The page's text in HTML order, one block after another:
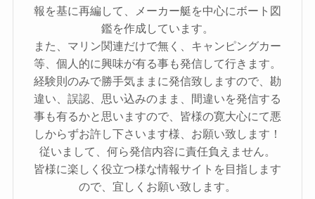
報を基に再編して、メーカー艇を中心にボート図
鑑を作成しています。
また、マリン関連だけで無く、キャンピングカー
等、個人的に興味が有る事も発信して行きます。
経験則のみで勝手気ままに発信致しますので、勘
違い、誤認、思い込みのまま、間違いを発信する
事も有るかと思いますので、皆様の寛大心にて悪
しからずお許し下さいます様、お願い致します！
従いまして、何ら発信内容に責任負えません。
皆様に楽しく役立つ様な情報サイトを目指します
ので、宜しくお願い致します。